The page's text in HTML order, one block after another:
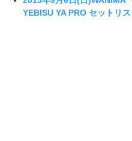
YEBISU YA PRO セットリス